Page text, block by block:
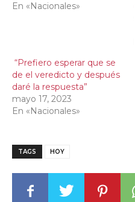
En «Nacionales»
“Prefiero esperar que se
de el veredicto y después
daré la respuesta”
mayo 17, 2023
En «Nacionales»
TAGS HOY